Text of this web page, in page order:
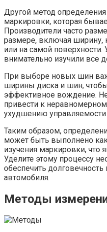
Другой метод
маркировки, которая
Производители часто
размере, включая ширину,
или на самой поверхности.
внимательно изучили все
При выборе новых шин
ширины диска и шин,
эффективное вождение.
привести к
ухудшению управляемости
Таким образом,
может быть выполнено
изучения маркировки, что
Уделите этому процессу
обеспечить
автомобиля.
Методы